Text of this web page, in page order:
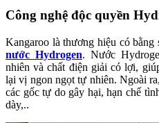
Công nghệ độc quyền
Kangaroo là thương hiệu có
nước Hydrogen. Nước
nhiên và chất điện giải có lợi,
lại vị ngon ngọt tự nhiên. Ngoài
các gốc tự do gây hại, hạn chế
dày,..